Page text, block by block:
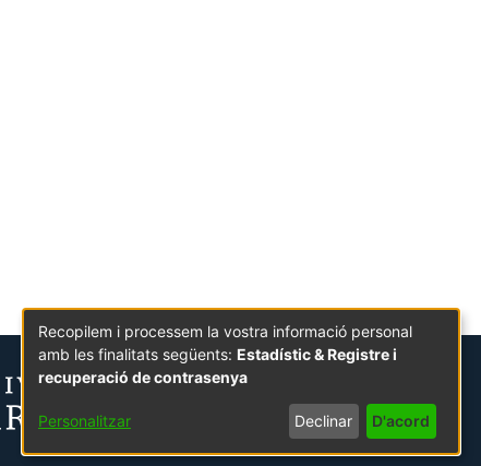
Recopilem i processem la vostra informació personal
amb les finalitats següents: Estadístic & Registre i
recuperació de contrasenya
Personalitzar Declinar D'acord